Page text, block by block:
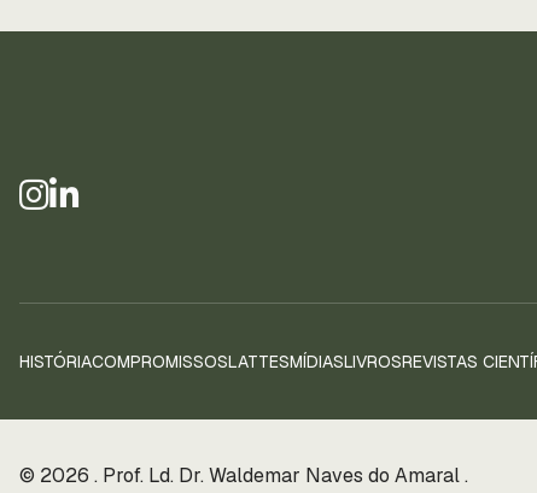
HISTÓRIACOMPROMISSOSLATTESMÍDIASLIVROSREVISTAS
© 2026 . Prof. Ld. Dr. Waldemar Naves do Amaral .